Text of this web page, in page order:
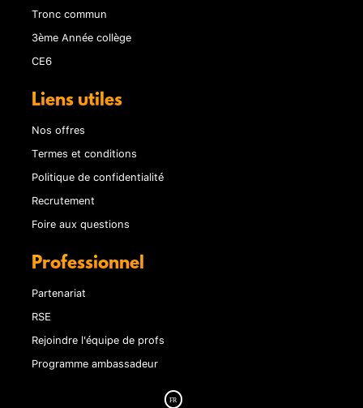
Tronc commun
3ème Année collège
CE6
Liens utiles
Nos offres
Termes et conditions
Politique de confidentialité
Recrutement
Foire aux questions
Professionnel
Partenariat
RSE
Rejoindre l'équipe de profs
Programme ambassadeur